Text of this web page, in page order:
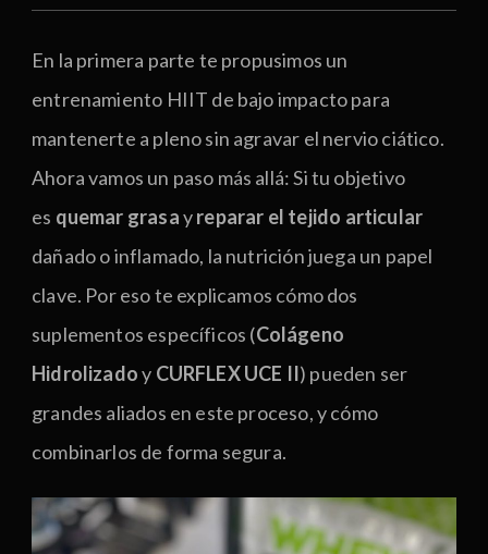
En la primera parte te propusimos un
entrenamiento HIIT de bajo impacto para
mantenerte a pleno sin agravar el nervio ciático.
Ahora vamos un paso más allá: Si tu objetivo
es quemar grasayreparar el tejido articular
dañado o inflamado, la nutrición juega un papel
clave. Por eso te explicamos cómo dos
suplementos específicos (Colágeno
Hidrolizadoy CURFLEX UCE II) pueden ser
grandes aliados en este proceso, y cómo
combinarlos de forma segura.